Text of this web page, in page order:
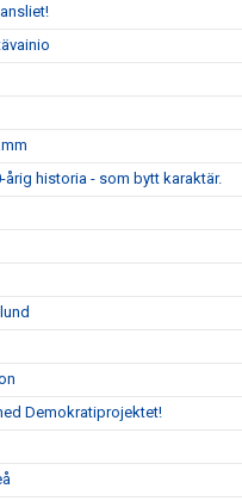
historia - som bytt karaktär.
Demokratiprojektet!